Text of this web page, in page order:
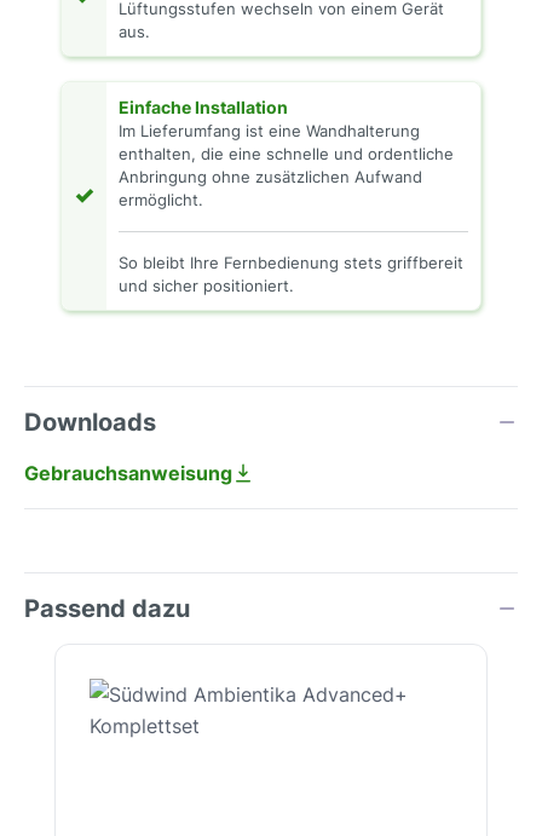
Lüftungsstufen wechseln von einem Gerät
aus.
✓
Einfache Installation
Im Lieferumfang ist eine Wandhalterung
enthalten, die eine schnelle und ordentliche
Anbringung ohne zusätzlichen Aufwand
ermöglicht.
So bleibt Ihre Fernbedienung stets griffbereit
und sicher positioniert.
Downloads
Gebrauchsanweisung
Passend dazu
Produktgalerie überspringen